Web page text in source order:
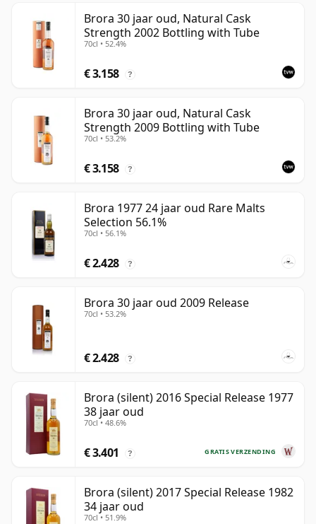
Brora 30 jaar oud, Natural Cask
Strength 2002 Bottling with Tube
70cl • 52.4%
€ 3.158 ?
Brora 30 jaar oud, Natural Cask
Strength 2009 Bottling with Tube
70cl • 53.2%
€ 3.158 ?
Brora 1977 24 jaar oud Rare Malts
Selection 56.1%
70cl • 56.1%
€ 2.428 ?
Brora 30 jaar oud 2009 Release
70cl • 53.2%
€ 2.428 ?
Brora (silent) 2016 Special Release 1977
38 jaar oud
70cl • 48.6%
GRATIS VERZENDING
€ 3.401 ?
Brora (silent) 2017 Special Release 1982
34 jaar oud
70cl • 51.9%